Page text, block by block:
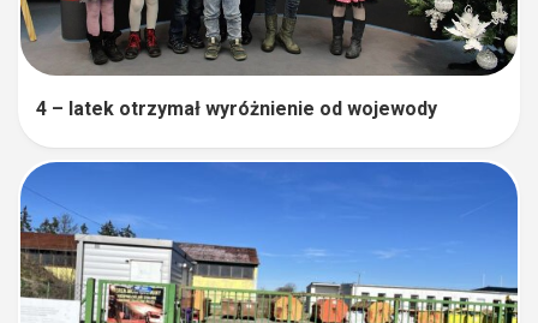
4 – latek otrzymał wyróżnienie od wojewody